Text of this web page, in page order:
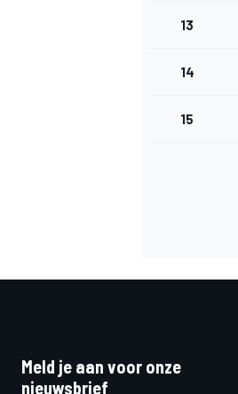
13
14
15
Meld je aan voor onze
nieuwsbrief